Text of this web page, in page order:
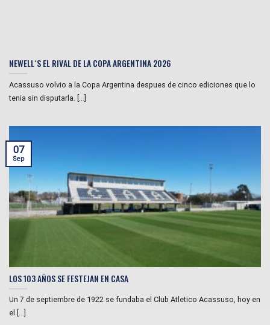
NEWELL´S EL RIVAL DE LA COPA ARGENTINA 2026
Acassuso volvio a la Copa Argentina despues de cinco ediciones que lo
tenia sin disputarla. [...]
LOS 103 AÑOS SE FESTEJAN EN CASA
Un 7 de septiembre de 1922 se fundaba el Club Atletico Acassuso, hoy en
el [...]
07
Sep